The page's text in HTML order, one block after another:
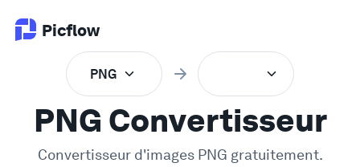
Picflow
PNG
PNG Convertisseur
Convertisseur d'images PNG gratuitement.